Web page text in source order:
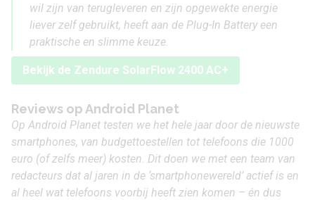
wil zijn van terugleveren en zijn opgewekte energie
liever zelf gebruikt, heeft aan de Plug-In Battery een
praktische en slimme keuze.
Bekijk de Zendure SolarFlow 2400 AC+
Reviews op Android Planet
Op Android Planet testen we het hele jaar door de nieuwste
smartphones, van budgettoestellen tot telefoons die 1000
euro (of zelfs meer) kosten. Dit doen we met een team van
redacteurs dat al jaren in de ‘smartphonewereld’ actief is en
al heel wat telefoons voorbij heeft zien komen – én dus